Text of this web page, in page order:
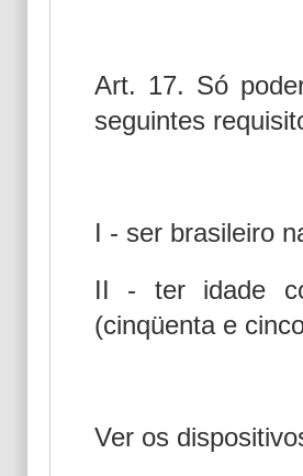
Art. 17. Só
seguintes
I - ser brasileiro
II - ter idade
(cinqüenta e
Ver os